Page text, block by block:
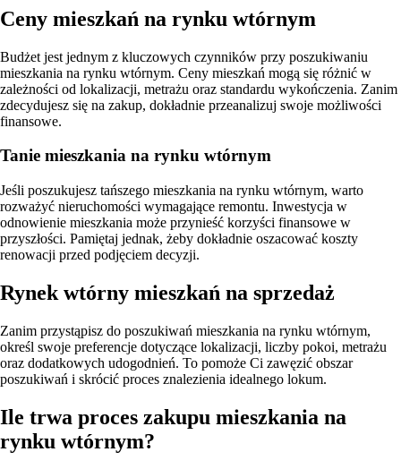
Ceny mieszkań na rynku wtórnym
Budżet jest jednym z kluczowych czynników przy poszukiwaniu
mieszkania na rynku wtórnym. Ceny mieszkań mogą się różnić w
zależności od lokalizacji, metrażu oraz standardu wykończenia. Zanim
zdecydujesz się na zakup, dokładnie przeanalizuj swoje możliwości
finansowe.
Tanie mieszkania na rynku wtórnym
Jeśli poszukujesz tańszego mieszkania na rynku wtórnym, warto
rozważyć nieruchomości wymagające remontu. Inwestycja w
odnowienie mieszkania może przynieść korzyści finansowe w
przyszłości. Pamiętaj jednak, żeby dokładnie oszacować koszty
renowacji przed podjęciem decyzji.
Rynek wtórny mieszkań na sprzedaż
Zanim przystąpisz do poszukiwań mieszkania na rynku wtórnym,
określ swoje preferencje dotyczące lokalizacji, liczby pokoi, metrażu
oraz dodatkowych udogodnień. To pomoże Ci zawęzić obszar
poszukiwań i skrócić proces znalezienia idealnego lokum.
Ile trwa proces zakupu mieszkania na
rynku wtórnym?